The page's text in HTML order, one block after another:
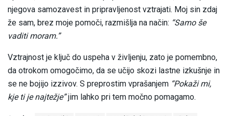
njegova samozavest in pripravljenost vztrajati. Moj sin zdaj
že sam, brez moje pomoči, razmišlja na način: “Samo še
vaditi moram.”
Vztrajnost je ključ do uspeha v življenju, zato je pomembno,
da otrokom omogočimo, da se učijo skozi lastne izkušnje in
se ne bojijo izzivov. S preprostim vprašanjem “Pokaži mi,
kje ti je najtežje”jim lahko pri tem močno pomagamo.